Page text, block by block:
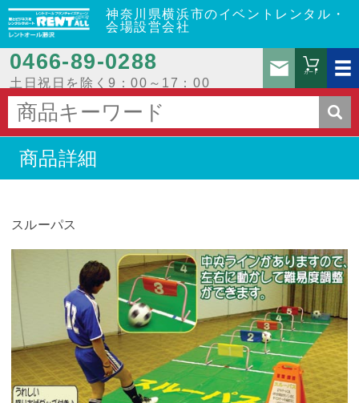
神奈川県横浜市のイベントレンタル・
会場設営会社
0466‐89‐0288
土日祝日を除く9：00～17：00
お問
カート
商品詳細
スルーパス